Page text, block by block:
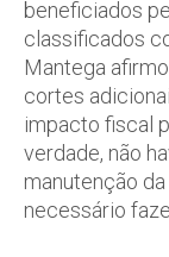
beneficiados
classificados
Mantega
cortes
impacto fiscal
verdade, não
manutenção
necessário